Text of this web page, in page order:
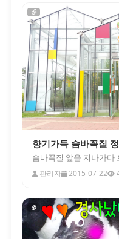
향기가득 숨바꼭질
숨바꼭질 앞을 지나가다
관리자 2015-07-22